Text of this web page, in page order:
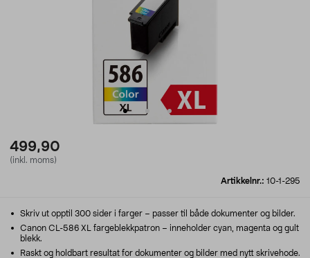
499,90
(inkl. moms)
Artikkelnr.: 10-1-295
Skriv ut opptil 300 sider i farger – passer til både dokumenter og bilder.
Canon CL-586 XL fargeblekkpatron – inneholder cyan, magenta og gult
blekk.
Raskt og holdbart resultat for dokumenter og bilder med nytt skrivehode.